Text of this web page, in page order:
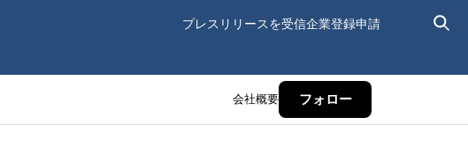
プレスリリースを受信企業登録申請
会社概要 フォロー